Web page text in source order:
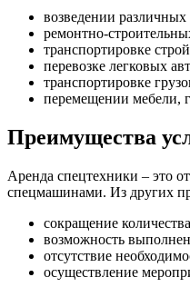
возведении
ремонтно-
транспортировке
перевозке легковых
транспортировке
перемещении мебели,
Преимущества
Аренда спецтехники – это
спецмашинами. Из других
сокращение
возможность
отсутствие
осуществление